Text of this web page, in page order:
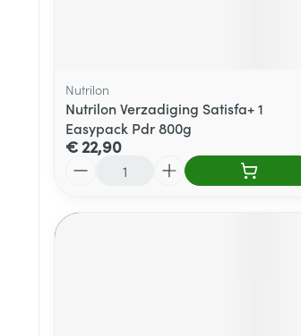
Nutrilon
Nutrilon Verzadiging Satisfa+ 1
Easypack Pdr 800g
€ 22,90